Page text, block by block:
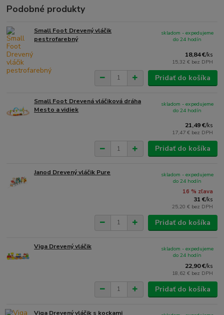
Podobné produkty
Small Foot Drevený vláčik
pestrofarebný
18,84 €/ks
15,32 € bez DPH
skladom - expedujeme
do 24 hodín
Pridať do košíka
Small Foot Drevená vláčiková dráha
Mesto a vidiek
21,49 €/ks
17,47 € bez DPH
skladom - expedujeme
do 24 hodín
Pridať do košíka
Janod Drevený vláčik Pure
16 % zľava
31 €/ks
25,20 € bez DPH
skladom - expedujeme
do 24 hodín
Pridať do košíka
Viga Drevený vláčik
22,90 €/ks
18,62 € bez DPH
skladom - expedujeme
do 24 hodín
Pridať do košíka
Viga Drevený vláčik s kockami